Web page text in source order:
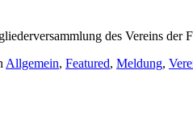
des Vereins
Allgemein, Featured, Meldung,